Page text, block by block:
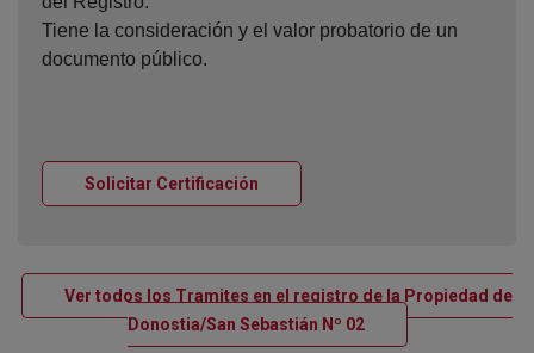
Tiene la consideración y el valor probatorio de un
documento público.
Solicitar Certificación
Ver todos los Tramites en el registro de la Propiedad de
Donostia/San Sebastián Nº 02Ventana nueva